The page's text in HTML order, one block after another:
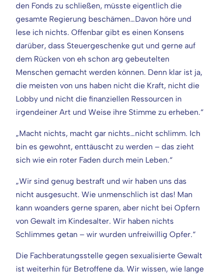
den Fonds zu schließen, müsste eigentlich die
gesamte Regierung beschämen…Davon höre und
lese ich nichts. Offenbar gibt es einen Konsens
darüber, dass Steuergeschenke gut und gerne auf
dem Rücken von eh schon arg gebeutelten
Menschen gemacht werden können. Denn klar ist ja,
die meisten von uns haben nicht die Kraft, nicht die
Lobby und nicht die finanziellen Ressourcen in
irgendeiner Art und Weise ihre Stimme zu erheben.“
„Macht nichts, macht gar nichts…nicht schlimm. Ich
bin es gewohnt, enttäuscht zu werden – das zieht
sich wie ein roter Faden durch mein Leben.“
„Wir sind genug bestraft und wir haben uns das
nicht ausgesucht. Wie unmenschlich ist das! Man
kann woanders gerne sparen, aber nicht bei Opfern
von Gewalt im Kindesalter. Wir haben nichts
Schlimmes getan – wir wurden unfreiwillig Opfer.“
Die Fachberatungsstelle gegen sexualisierte Gewalt
ist weiterhin für Betroffene da. Wir wissen, wie lange